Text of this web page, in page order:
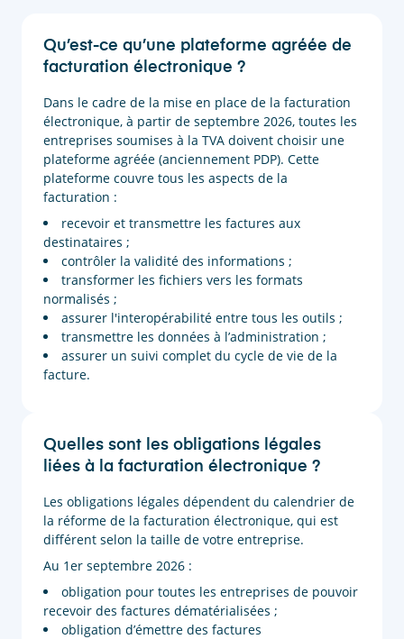
Qu’est-ce qu’une plateforme agréée de
facturation électronique ?
Dans le cadre de la mise en place de la facturation
électronique, à partir de septembre 2026, toutes les
entreprises soumises à la TVA doivent choisir une
plateforme agréée (anciennement PDP). Cette
plateforme couvre tous les aspects de la
facturation :
recevoir et transmettre les factures aux
destinataires ;
contrôler la validité des informations ;
transformer les fichiers vers les formats
normalisés ;
assurer l'interopérabilité entre tous les outils ;
transmettre les données à l’administration ;
assurer un suivi complet du cycle de vie de la
facture.
Quelles sont les obligations légales
liées à la facturation électronique ?
Les obligations légales dépendent du calendrier de
la réforme de la facturation électronique, qui est
différent selon la taille de votre entreprise.
Au 1er septembre 2026 :
obligation pour toutes les entreprises de pouvoir
recevoir des factures dématérialisées ;
obligation d’émettre des factures